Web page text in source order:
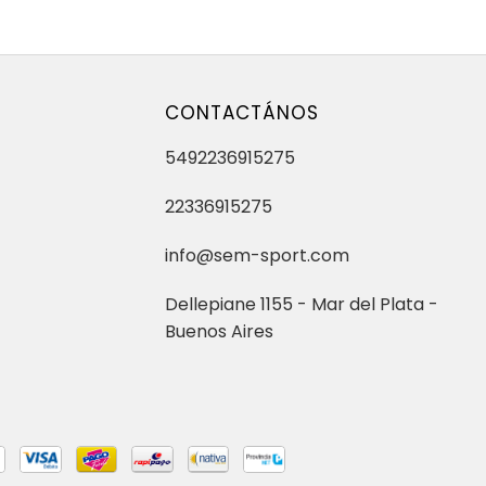
CONTACTÁNOS
5492236915275
22336915275
info@sem-sport.com
Dellepiane 1155 - Mar del Plata -
Buenos Aires